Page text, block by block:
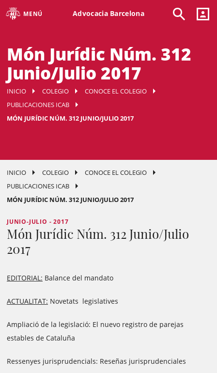
MENÚ Advocacia Barcelona
Món Jurídic Núm. 312
Junio/Julio 2017
INICIO COLEGIO
CONOCE EL COLEGIO
PUBLICACIONES ICAB
MÓN JURÍDIC NÚM. 312 JUNIO/JULIO 2017
INICIO COLEGIO
CONOCE EL COLEGIO
PUBLICACIONES ICAB
MÓN JURÍDIC NÚM. 312 JUNIO/JULIO 2017
JUNIO-JULIO - 2017
Món Jurídic Núm. 312 Junio/Julio
2017
EDITORIAL: Balance del mandato
ACTUALITAT: Novetats legislatives
Ampliació de la legislació: El nuevo registro de parejas
estables de Cataluña
Ressenyes jurisprudencials: Reseñas jurisprudenciales